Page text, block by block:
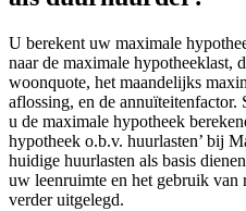
U berekent uw maximale
naar de maximale hypotheeklast,
woonquote, het maandelijks
aflossing, en de
u de maximale hypotheek
hypotheek o.b.v. huurlasten’ bij
huidige huurlasten als basis
uw leenruimte en het gebruik van
verder uitgelegd.